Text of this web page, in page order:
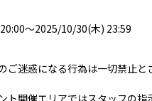
〜2025/10/30(木) 23:59
ご迷惑になる行為は一切禁止と
ト開催エリアではスタッフの指